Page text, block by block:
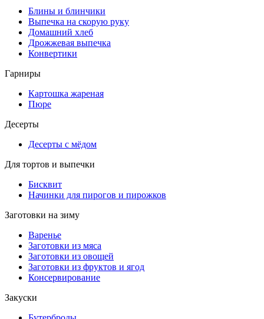
Блины и блинчики
Выпечка на скорую руку
Домашний хлеб
Дрожжевая выпечка
Конвертики
Гарниры
Картошка жареная
Пюре
Десерты
Десерты с мёдом
Для тортов и выпечки
Бисквит
Начинки для пирогов и пирожков
Заготовки на зиму
Варенье
Заготовки из мяса
Заготовки из овощей
Заготовки из фруктов и ягод
Консервирование
Закуски